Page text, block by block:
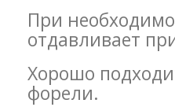
При
отдавливает
Хорошо
форели.